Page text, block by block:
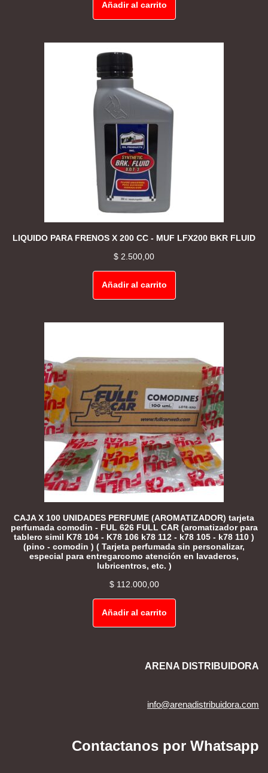
Añadir al carrito
LIQUIDO PARA FRENOS X 200 CC - MUF LFX200 BKR FLUID
$ 2.500,00
Añadir al carrito
CAJA X 100 UNIDADES PERFUME (AROMATIZADOR) tarjeta
perfumada comodin - FUL 626 FULL CAR (aromatizador para
tablero simil K78 104 - K78 106 k78 112 - k78 105 - k78 110 )
(pino - comodin ) ( Tarjeta perfumada sin personalizar,
especial para entregarcomo atención en lavaderos,
lubricentros, etc. )
$112.000,00
Añadir al carrito
ARENA DISTRIBUIDORA
info@arenadistribuidora.com
Contactanos por Whatsapp